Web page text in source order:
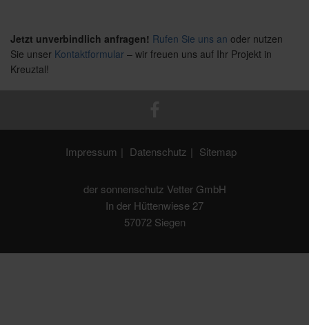
Jetzt unverbindlich anfragen! Rufen Sie uns an oder nutzen
Sie unser Kontaktformular – wir freuen uns auf Ihr Projekt in
Kreuztal!
Impressum Datenschutz Sitemap
der sonnenschutz Vetter GmbH
In der Hüttenwiese 27
57072 Siegen